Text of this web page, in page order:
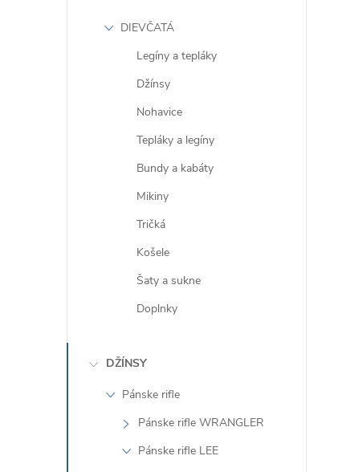
DIEVČATÁ
Legíny a tepláky
Džínsy
Nohavice
Tepláky a legíny
Bundy a kabáty
Mikiny
Tričká
Košele
Šaty a sukne
Doplnky
DŽÍNSY
Pánske rifle
Pánske rifle WRANGLER
Pánske rifle LEE